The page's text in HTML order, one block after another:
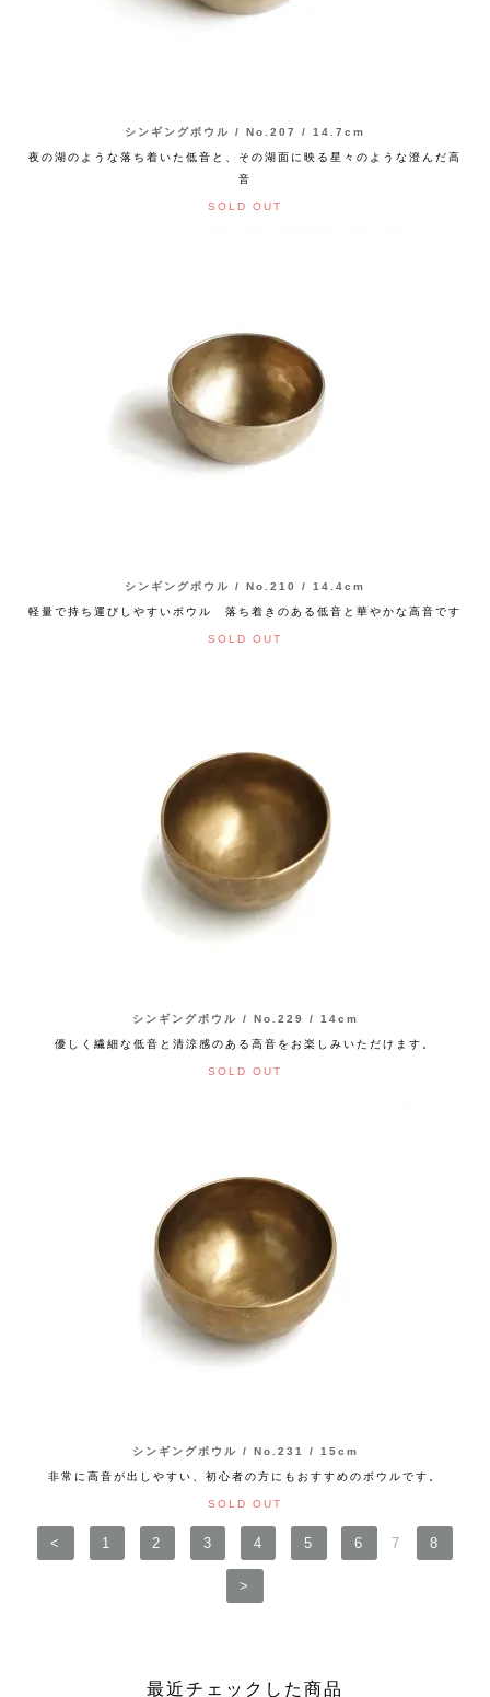
シンギングボウル / No.207 / 14.7cm
夜の湖のような落ち着いた低音と、その湖面に映る星々のような澄んだ高
音
SOLD OUT
シンギングボウル / No.210 / 14.4cm
軽量で持ち運びしやすいボウル 落ち着きのある低音と華やかな高音です
SOLD OUT
シンギングボウル / No.229 / 14cm
優しく繊細な低音と清涼感のある高音をお楽しみいただけます。
SOLD OUT
シンギングボウル / No.231 / 15cm
非常に高音が出しやすい、初心者の方にもおすすめのボウルです。
SOLD OUT
< 1 2 3 4 5 6 7 8
>
最近チェックした商品